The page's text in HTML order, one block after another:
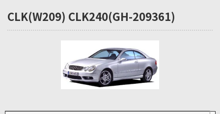
CLK(W209) CLK240(GH-209361)